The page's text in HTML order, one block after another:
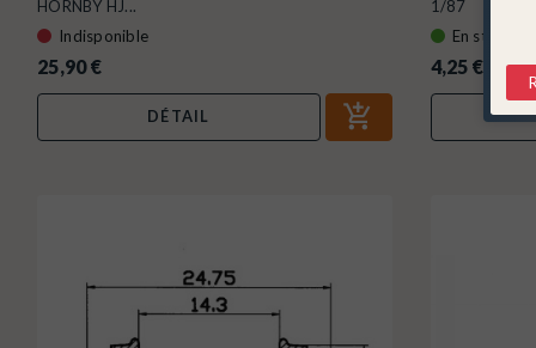
HORNBY HJ...
Indisponible
25,90 €
DÉTAIL
1/87
En stock !
4,25 €